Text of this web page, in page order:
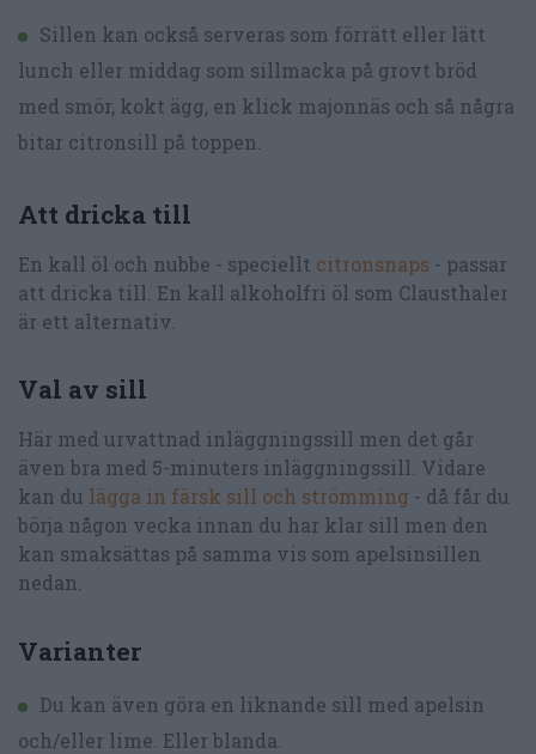
Sillen kan också serveras som förrätt eller lätt
lunch eller middag som sillmacka på grovt bröd
med smör, kokt ägg, en klick majonnäs och så några
bitar citronsill på toppen.
Att dricka till
En kall öl och nubbe - speciellt citronsnaps - passar
att dricka till. En kall alkoholfri öl som Clausthaler
är ett alternativ.
Val av sill
Här med urvattnad inläggningssill men det går
även bra med 5-minuters inläggningssill. Vidare
kan du lägga in färsk sill och strömming - då får du
börja någon vecka innan du har klar sill men den
kan smaksättas på samma vis som apelsinsillen
nedan.
Varianter
Du kan även göra en liknande sill med apelsin
och/eller lime. Eller blanda.